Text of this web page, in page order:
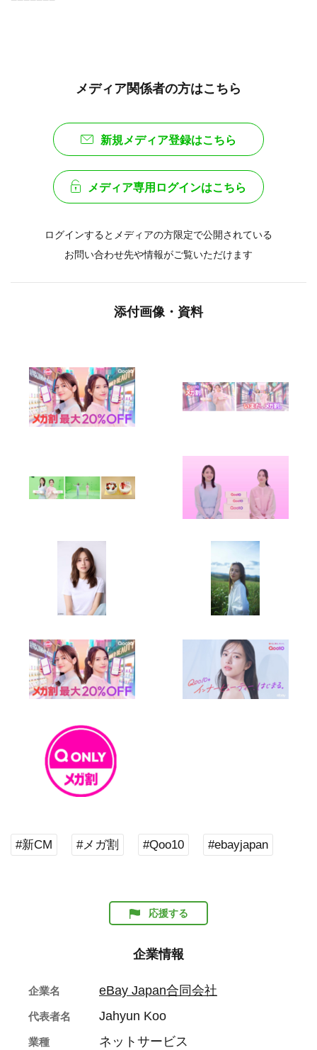
メディア関係者の方はこちら
新規メディア登録はこちら
メディア専用ログインはこちら
ログインするとメディアの方限定で公開されている
お問い合わせ先や情報がご覧いただけます
添付画像・資料
#新CM #メガ割 #Qoo10 #ebayjapan
応援する
企業情報
企業名 eBay Japan合同会社
代表者名 Jahyun Koo
業種 ネットサービス